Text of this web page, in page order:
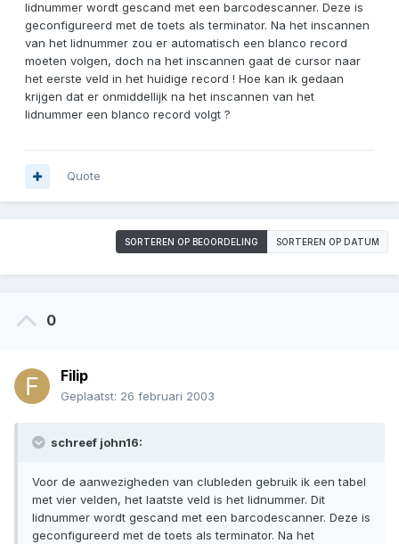
lidnummer wordt gescand met een barcodescanner. Deze is
geconfigureerd met de toets als terminator. Na het inscannen
van het lidnummer zou er automatisch een blanco record
moeten volgen, doch na het inscannen gaat de cursor naar
het eerste veld in het huidige record ! Hoe kan ik gedaan
krijgen dat er onmiddellijk na het inscannen van het
lidnummer een blanco record volgt ?
Quote
SORTEREN OP BEOORDELING SORTEREN OP DATUM
0
Filip
Geplaatst: 26 februari 2003
schreef john16:
Voor de aanwezigheden van clubleden gebruik ik een tabel
met vier velden, het laatste veld is het lidnummer. Dit
lidnummer wordt gescand met een barcodescanner. Deze is
geconfigureerd met de toets als terminator. Na het